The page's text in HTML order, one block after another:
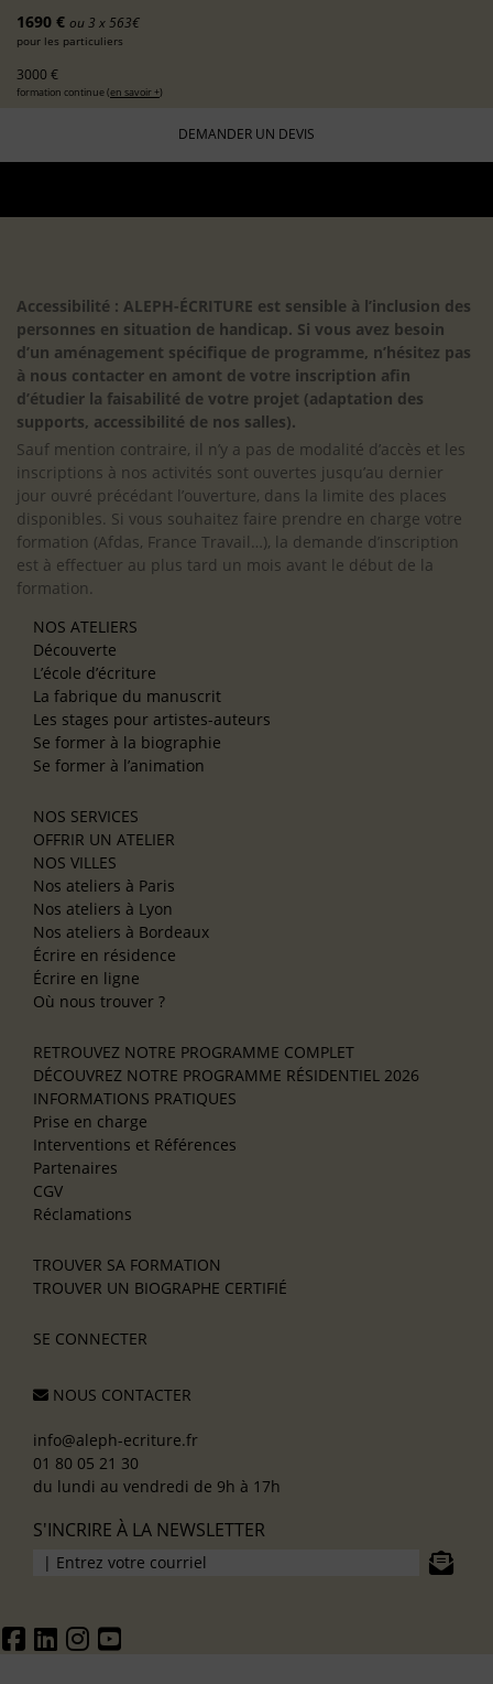
1690 € ou 3 x 563€
pour les particuliers
3000 €
formation continue (en savoir +)
DEMANDER UN DEVIS
Accessibilité : ALEPH-ÉCRITURE est sensible à l’inclusion des
personnes en situation de handicap. Si vous avez besoin
d’un aménagement spécifique de programme, n’hésitez pas
à nous contacter en amont de votre inscription afin
d’étudier la faisabilité de votre projet (adaptation des
supports, accessibilité de nos salles).
Sauf mention contraire, il n’y a pas de modalité d’accès et les
inscriptions à nos activités sont ouvertes jusqu’au dernier
jour ouvré précédant l’ouverture, dans la limite des places
disponibles. Si vous souhaitez faire prendre en charge votre
formation (Afdas, France Travail…), la demande d’inscription
est à effectuer au plus tard un mois avant le début de la
formation.
NOS ATELIERS
Découverte
L’école d’écriture
La fabrique du manuscrit
Les stages pour artistes-auteurs
Se former à la biographie
Se former à l’animation
NOS SERVICES
OFFRIR UN ATELIER
NOS VILLES
Nos ateliers à Paris
Nos ateliers à Lyon
Nos ateliers à Bordeaux
Écrire en résidence
Écrire en ligne
Où nous trouver ?
RETROUVEZ NOTRE PROGRAMME COMPLET
DÉCOUVREZ NOTRE PROGRAMME RÉSIDENTIEL 2026
INFORMATIONS PRATIQUES
Prise en charge
Interventions et Références
Partenaires
CGV
Réclamations
TROUVER SA FORMATION
TROUVER UN BIOGRAPHE CERTIFIÉ
SE CONNECTER
NOUS CONTACTER
info@aleph-ecriture.fr
01 80 05 21 30
du lundi au vendredi de 9h à 17h
S'INCRIRE À LA NEWSLETTER